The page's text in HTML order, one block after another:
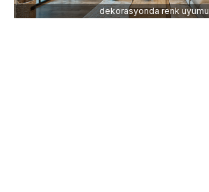
dekorasyonda renk uyumu